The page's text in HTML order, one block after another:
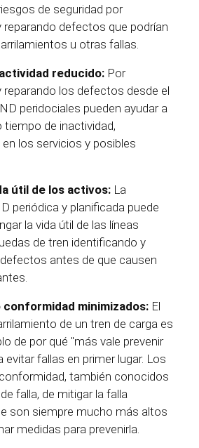
de seguridad por
reparando defectos que podrían
u otras fallas.
reducido: Por
reparando los defectos desde el
peridociales pueden ayudar a
tiempo de inactividad,
los servicios y posibles
útil de los activos: La
periódica y planificada puede
la vida útil de las líneas
de tren identificando y
antes de que causen
conformidad minimizados: El
de un tren de carga es
de por qué "más vale prevenir
evitar fallas en primer lugar. Los
también conocidos
falla, de mitigar la falla
son siempre mucho más altos
medidas para prevenirla.